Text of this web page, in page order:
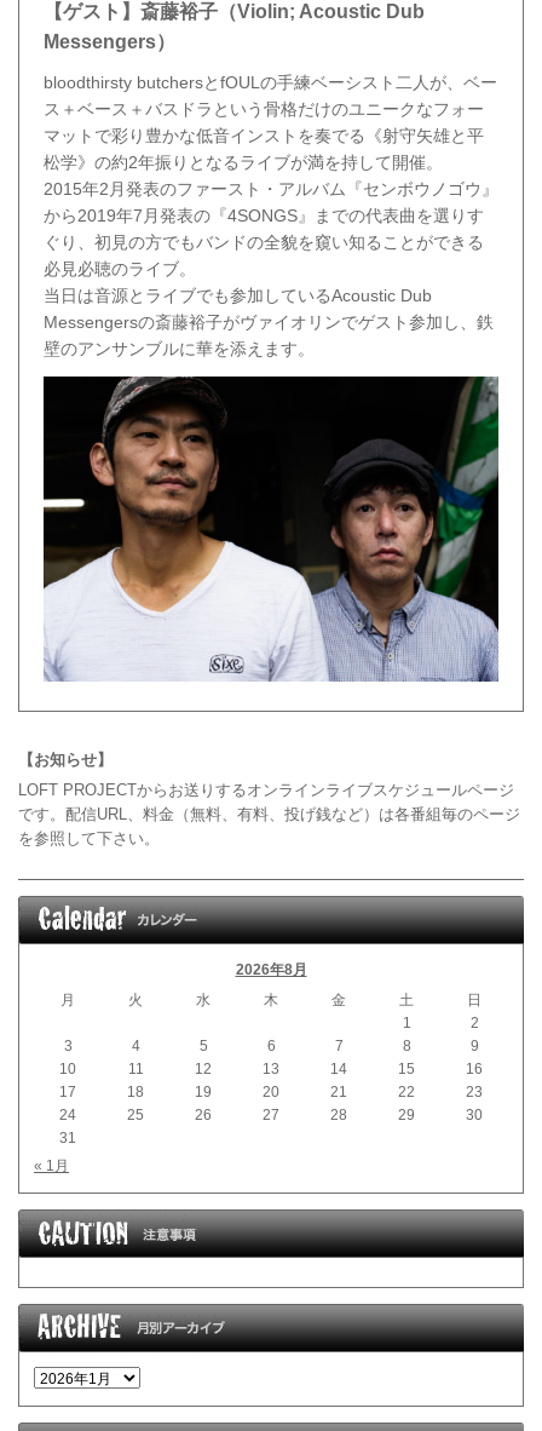
【ゲスト】斎藤裕子（Violin; Acoustic Dub
Messengers）
bloodthirsty butchersとfOULの手練ベーシスト二人が、ベー
ス＋ベース＋バスドラという骨格だけのユニークなフォー
マットで彩り豊かな低音インストを奏でる《射守矢雄と平
松学》の約2年振りとなるライブが満を持して開催。
2015年2月発表のファースト・アルバム『センボウノゴウ』
から2019年7月発表の『4SONGS』までの代表曲を選りす
ぐり、初見の方でもバンドの全貌を窺い知ることができる
必見必聴のライブ。
当日は音源とライブでも参加しているAcoustic Dub
Messengersの斎藤裕子がヴァイオリンでゲスト参加し、鉄
壁のアンサンブルに華を添えます。
【お知らせ】
LOFT PROJECTからお送りするオンラインライブスケジュールページ
です。配信URL、料金（無料、有料、投げ銭など）は各番組毎のページ
を参照して下さい。
2026年8月
月
火 水 木 金 土 日
« 1月
1
2
3
4 5 6 7 8
9
10
11 12 13 14 15
16
17
18 19 20 21 22
23
24
25 26 27 28 29
30
31